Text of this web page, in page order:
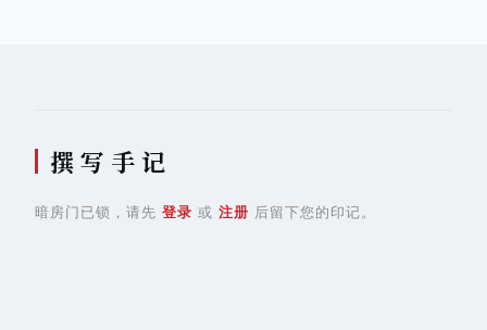
撰 写 手 记
暗房门已锁，请先 登录 或 注册 后留下您的印记。